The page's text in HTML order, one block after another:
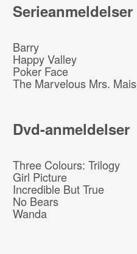
Serieanmeldelser
Barry
Happy Valley
Poker Face
The Marvelous Mrs.
Dvd-anmeldelser
Three Colours: Trilogy
Girl Picture
Incredible But True
No Bears
Wanda